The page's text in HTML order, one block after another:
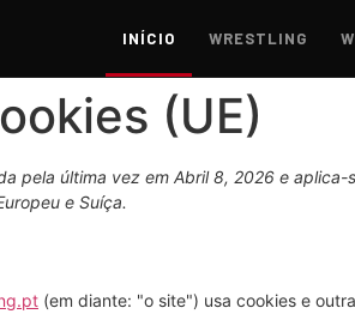
INÍCIO WRESTLING
(UE)
pela última vez em Abril 8, 2026 e
e Suíça.
(em diante: "o site") usa cookies e